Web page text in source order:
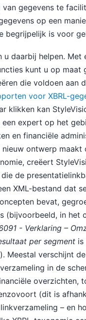
gegevens te
op een
begrijpelijk is voor
u daarbij helpen. Met
kunt u op maat
die voldoen aan
voor XBRL-
klikken kan
een expert op het
en financiële
nieuw ontwerp maakt
creëert
de
XML-bestand dat
bevat,
(bijvoorbeeld, in het
- Verklaring –
per segment is
Meestal verschijnt de
in de
overzichten,
(dit is
– en